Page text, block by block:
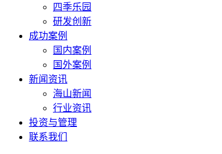
四季乐园
研发创新
成功案例
国内案例
国外案例
新闻资讯
海山新闻
行业资讯
投资与管理
联系我们